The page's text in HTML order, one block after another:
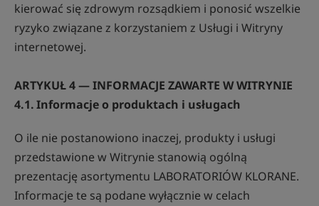
kierować się zdrowym rozsądkiem i ponosić wszelkie
ryzyko związane z korzystaniem z Usługi i Witryny
internetowej.
ARTYKUŁ 4 — INFORMACJE ZAWARTE W WITRYNIE
4.1. Informacje o produktach i usługach
O ile nie postanowiono inaczej, produkty i usługi
przedstawione w Witrynie stanowią ogólną
prezentację asortymentu LABORATORIÓW KLORANE.
Informacje te są podane wyłącznie w celach